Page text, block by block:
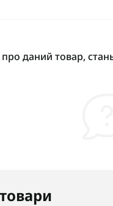
даний товар,